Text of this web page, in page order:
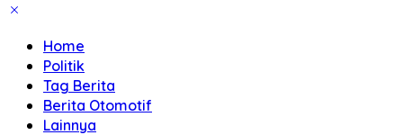
Home
Politik
Tag Berita
Berita Otomotif
Lainnya